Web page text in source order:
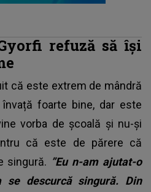
refuză să își
că este extrem de mândră
foarte bine, dar este
vorba de școală și nu-și
că este de părere că
singură. ”Eu n-am ajutat-o
se descurcă singură. Din